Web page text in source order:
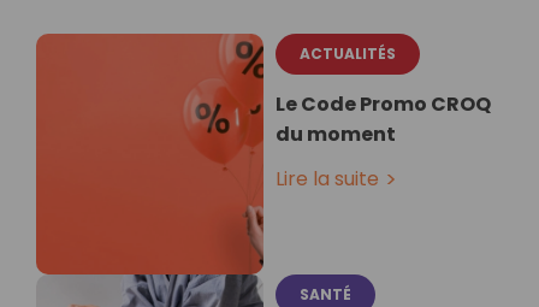
ACTUALITÉS
Le Code Promo CROQ
du moment
Lire la suite
SANTÉ